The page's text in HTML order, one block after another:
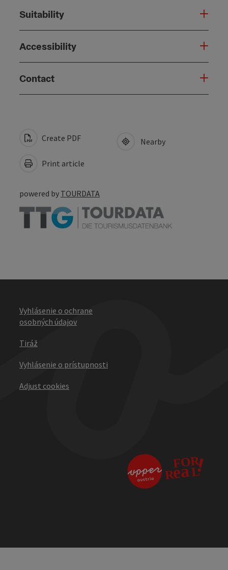
Suitability
Accessibility
Contact
Create PDF
Print article
Nearby
powered by TOURDATA
Vyhlásenie o ochrane
osobných údajov
Tiráž
Vyhlásenie o prístupnosti
Adjust cookies